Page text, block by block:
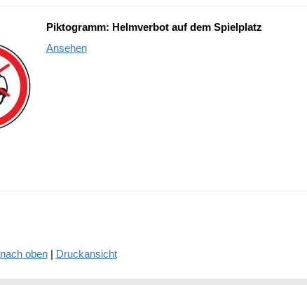
Piktogramm: Helmverbot auf dem Spielplatz
Ansehen
nach oben| Druckansicht